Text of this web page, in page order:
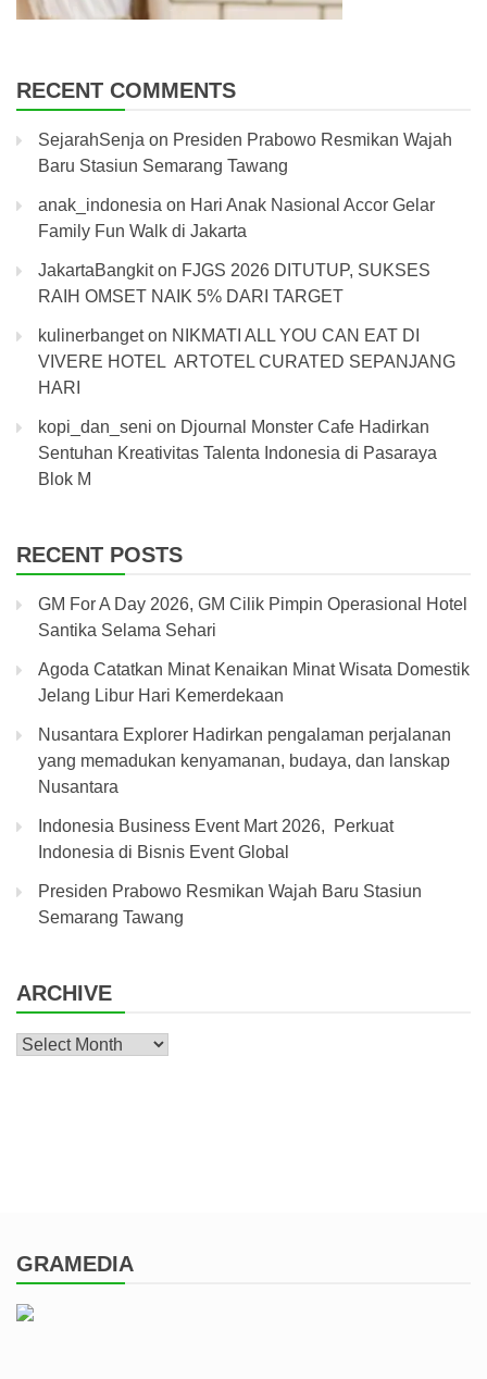
RECENT COMMENTS
SejarahSenja on Presiden Prabowo Resmikan Wajah
Baru Stasiun Semarang Tawang
anak_indonesia on Hari Anak Nasional Accor Gelar
Family Fun Walk di Jakarta
JakartaBangkiton FJGS 2026 DITUTUP, SUKSES
RAIH OMSET NAIK 5% DARI TARGET
kulinerbangeton NIKMATI ALL YOU CAN EAT DI
VIVERE HOTEL ARTOTEL CURATED SEPANJANG
HARI
kopi_dan_seni on Djournal Monster Cafe Hadirkan
Sentuhan Kreativitas Talenta Indonesia di Pasaraya
Blok M
RECENT POSTS
GM For A Day 2026, GM Cilik Pimpin Operasional Hotel
Santika Selama Sehari
Agoda Catatkan Minat Kenaikan Minat Wisata Domestik
Jelang Libur Hari Kemerdekaan
Nusantara Explorer Hadirkan pengalaman perjalanan
yang memadukan kenyamanan, budaya, dan lanskap
Nusantara
Indonesia Business Event Mart 2026, Perkuat
Indonesia di Bisnis Event Global
Presiden Prabowo Resmikan Wajah Baru Stasiun
Semarang Tawang
ARCHIVE
Archive
GRAMEDIA